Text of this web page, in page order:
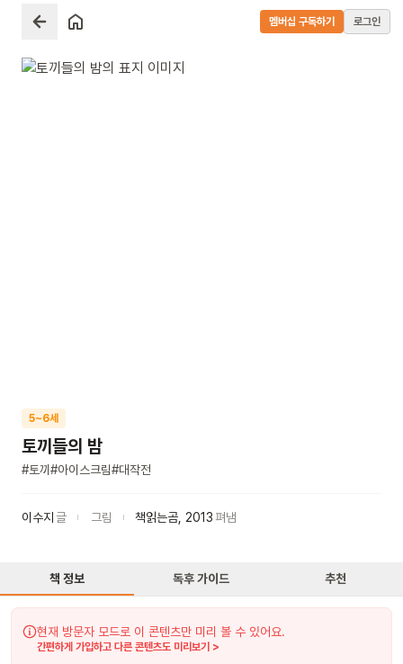
멤버십 구독하기 로그인
5~6세
토끼들의 밤
#토끼 #아이스크림#대작전
이수지 글 그림 책읽는곰 2013펴냄
책 정보 독후 가이드 추천
현재 방문자 모드로 이 콘텐츠만 미리 볼 수 있어요.
간편하게 가입하고 다른 콘텐츠도 미리보기 >